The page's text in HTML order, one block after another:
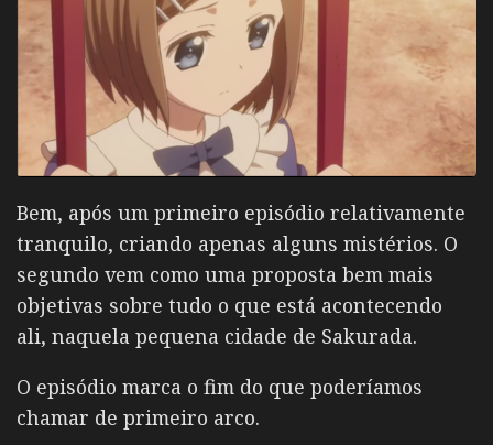
Bem, após um primeiro episódio relativamente
tranquilo, criando apenas alguns mistérios. O
segundo vem como uma proposta bem mais
objetivas sobre tudo o que está acontecendo
ali, naquela pequena cidade de Sakurada.
O episódio marca o fim do que poderíamos
chamar de primeiro arco.